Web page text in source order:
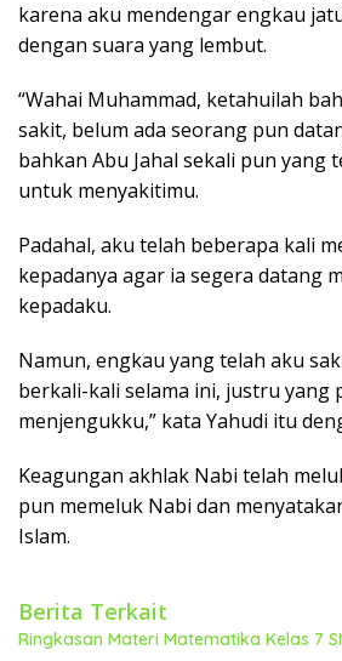
karena aku mendengar engkau
dengan suara yang lembut.
“Wahai Muhammad, ketahuilah
sakit, belum ada seorang pun
bahkan Abu Jahal sekali pun yang
untuk menyakitimu.
Padahal, aku telah beberapa kali
kepadanya agar ia segera datang
kepadaku.
Namun, engkau yang telah aku
berkali-kali selama ini, justru yang
menjengukku,” kata Yahudi itu
Keagungan akhlak Nabi telah
pun memeluk Nabi dan
Islam.
Berita Terkait
Ringkasan Materi Matematika Kelas 7